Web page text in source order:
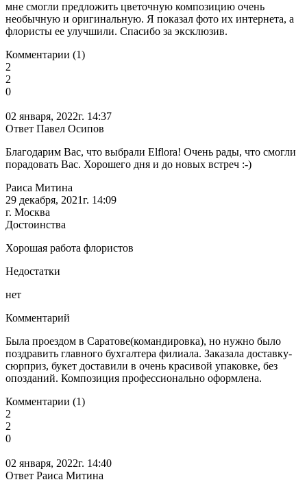
мне смогли предложить цветочную композицию очень
необычную и оригинальную. Я показал фото их интернета, а
флористы ее улучшили. Спасибо за эксклюзив.
Комментарии (1)
2
2
0
02 января, 2022г. 14:37
Ответ Павел Осипов
Благодарим Вас, что выбрали Elflora! Очень рады, что смогли
порадовать Вас. Хорошего дня и до новых встреч :-)
Раиса Митина
29 декабря, 2021г. 14:09
г. Москва
Достоинства
Хорошая работа флористов
Недостатки
нет
Комментарий
Была проездом в Саратове(командировка), но нужно было
поздравить главного бухгалтера филиала. Заказала доставку-
сюрприз, букет доставили в очень красивой упаковке, без
опозданий. Композиция профессионально оформлена.
Комментарии (1)
2
2
0
02 января, 2022г. 14:40
Ответ Раиса Митина